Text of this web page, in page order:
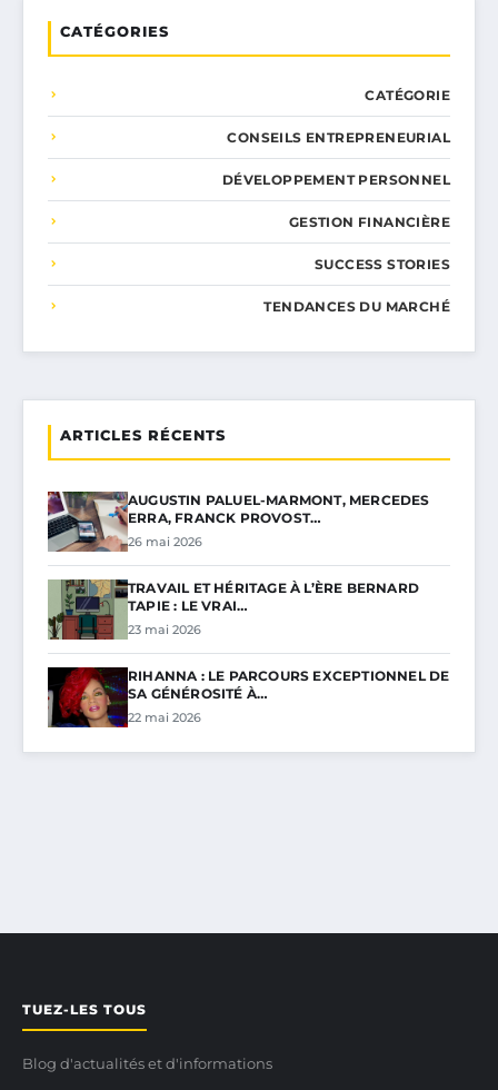
CATÉGORIES
CATÉGORIE
CONSEILS ENTREPRENEURIAL
DÉVELOPPEMENT PERSONNEL
GESTION FINANCIÈRE
SUCCESS STORIES
TENDANCES DU MARCHÉ
ARTICLES RÉCENTS
AUGUSTIN PALUEL-MARMONT, MERCEDES
ERRA, FRANCK PROVOST…
26 mai 2026
TRAVAIL ET HÉRITAGE À L’ÈRE BERNARD
TAPIE : LE VRAI…
23 mai 2026
RIHANNA : LE PARCOURS EXCEPTIONNEL DE
SA GÉNÉROSITÉ À…
22 mai 2026
TUEZ-LES TOUS
Blog d'actualités et d'informations